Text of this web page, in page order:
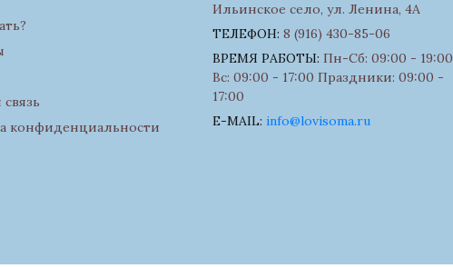
конфиденциальности
Ильинское село, ул. Ленина, 4А
ТЕЛЕФОН: 8 (916) 430-85-06
ВРЕМЯ РАБОТЫ: Пн-Сб: 09:00 - 19:00
Вс: 09:00 - 17:00 Праздники: 09:00 -
17:00
E-MAIL: info@lovisoma.ru